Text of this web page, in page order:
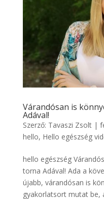
Várandósan is
Adával!
Szerző: Tavaszi Zsolt|
hello, Hello egészség
hello egészség
torna Adával! Ada a
újabb, várandósan is
gyakorlatsort mutat be,